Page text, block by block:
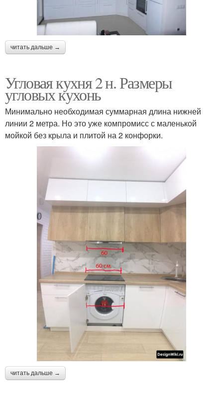
читать дальше →
Угловая кухня 2 н. Размеры
угловых кухонь
Минимально необходимая суммарная длина нижней
линии 2 метра. Но это уже компромисс с маленькой
мойкой без крыла и плитой на 2 конфорки.
читать дальше →